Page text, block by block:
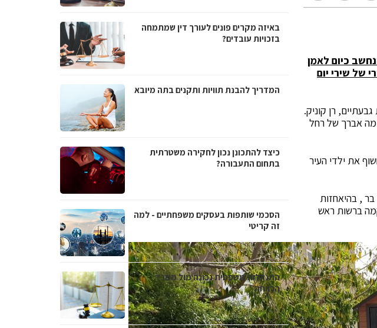
כיום לאמן
של שירי יום
רן קוניק.
מה אברך של רחל
את ילדי העיר
, בהיאחזות
ברשות ראש
באיזה מקרים פונים לעורך דין שמתמחה
בזכויות עובדים?
המדריך להבנת תוויות ותקנים בתה מיובא
כיצד להתכונן נכון לחקירה משטרתית
בתחום התעבורה?
הסכמי שותפות בעסקים משפחתיים - למה
זה קריטי
התנהלות משפטית נכונה מול משרד
הרווחה